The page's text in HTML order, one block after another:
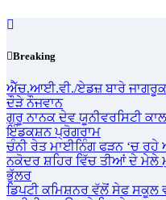
Skip
content
Breaking
ਐੱਚ.ਆਈ.ਵੀ./ਏਡਜ਼ ਬਾਰੇ
ਦੌੜੇ ਨੌਜਵਾਨ
ਗੁਰੂ ਨਾਨਕ ਦੇਵ ਯੂਨੀਵਰਸਿਟੀ
ਇੰਡਕਸ਼ਨ ਪ੍ਰੋਗਰਾਮ
ਚੰਨੀ ਰੇਤ ਮਾਈਨਿੰਗ ਫੜਨ ‘ਚ
ਨਕੋਦਰ ਸ਼ਹਿਰ ਵਿੱਚ ਤੀਆਂ ਦੇ ਮੇਲੇ
ਭੁੱਲਰ
ਡਿਪਟੀ ਕਮਿਸ਼ਨਰ ਵੱਲੋਂ ਸੇਫ ਸਕੂਲ